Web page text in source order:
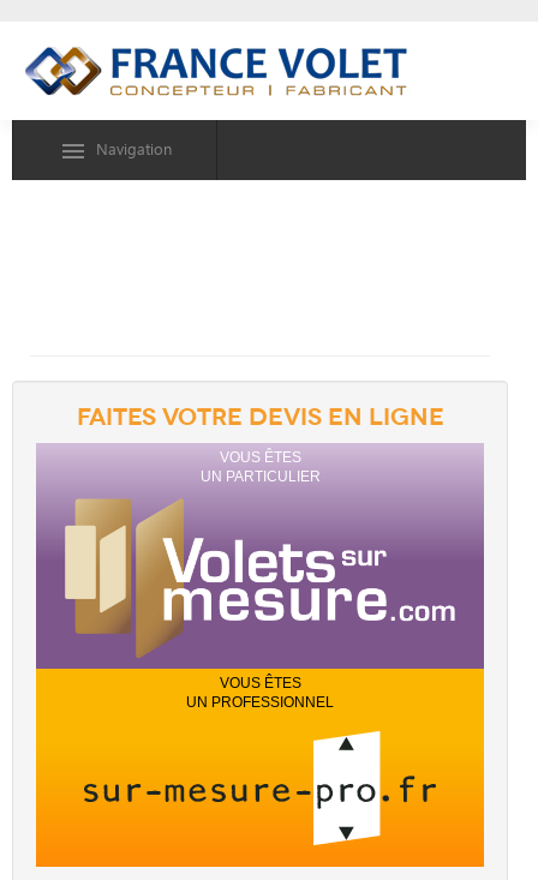
Navigation
FAITES VOTRE DEVIS EN LIGNE
VOUS ÊTES
UN PARTICULIER
VOUS ÊTES
UN PROFESSIONNEL